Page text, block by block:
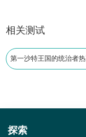
相关测试
第一沙特王国的统治者
探索